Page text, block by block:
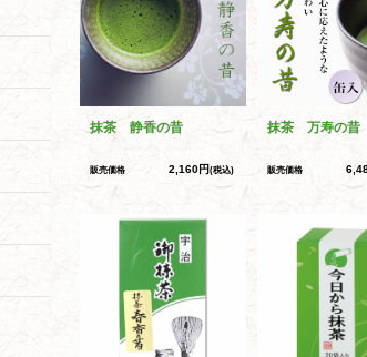
抹茶 静香の昔
販売価格 2,160円(税込)
抹茶 万寿の昔
販売価格